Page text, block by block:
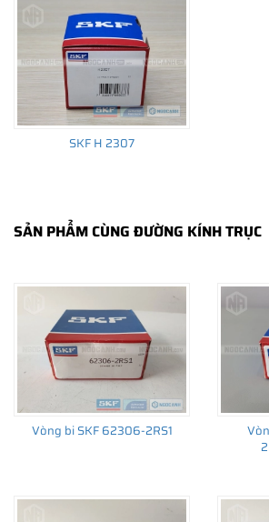
SKF H 2307
SẢN PHẨM CÙNG ĐƯỜNG KÍNH TRỤC
Vòng bi SKF 62306-2RS1